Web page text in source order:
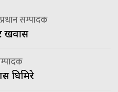
सम्पादक
खवास
घिमिरे